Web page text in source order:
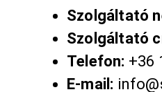
Szolgáltató
Szolgáltató
Telefon: +36
E-mail: